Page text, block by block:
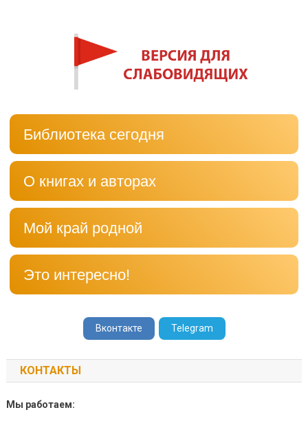
Библиотека сегодня
О книгах и авторах
Мой край родной
Это интересно!
Вконтакте Telegram
КОНТАКТЫ
Мы работаем: